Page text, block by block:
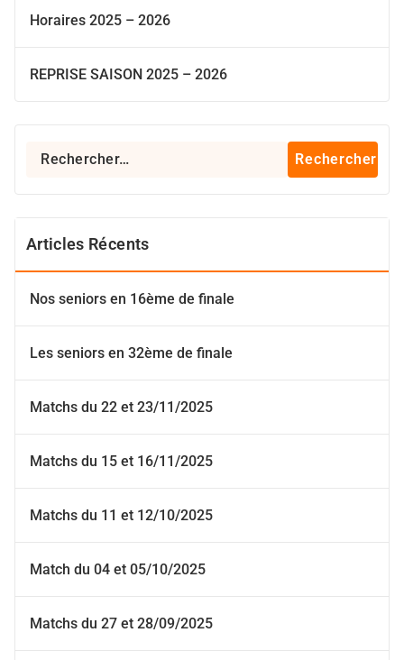
Horaires 2025 – 2026
REPRISE SAISON 2025 – 2026
Rechercher :
Articles Récents
Nos seniors en 16ème de finale
Les seniors en 32ème de finale
Matchs du 22 et 23/11/2025
Matchs du 15 et 16/11/2025
Matchs du 11 et 12/10/2025
Match du 04 et 05/10/2025
Matchs du 27 et 28/09/2025